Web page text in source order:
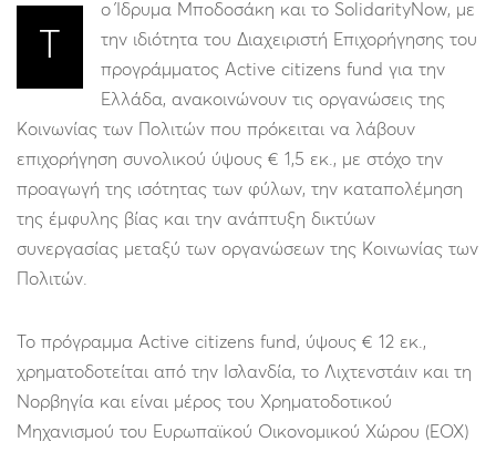
Τ
ο Ίδρυμα Μποδοσάκη και το SolidarityNow, με
την ιδιότητα του Διαχειριστή Επιχορήγησης του
προγράμματος Active citizens fund για την
Ελλάδα, ανακοινώνουν τις οργανώσεις της
Κοινωνίας των Πολιτών που πρόκειται να λάβουν
επιχορήγηση συνολικού ύψους € 1,5 εκ., με στόχο την
προαγωγή της ισότητας των φύλων, την καταπολέμηση
της έμφυλης βίας και την ανάπτυξη δικτύων
συνεργασίας μεταξύ των οργανώσεων της Κοινωνίας των
Πολιτών.
Το πρόγραμμα Active citizens fund, ύψους € 12 εκ.,
χρηματοδοτείται από την Ισλανδία, το Λιχτενστάιν και τη
Νορβηγία και είναι μέρος του Χρηματοδοτικού
Μηχανισμού του Ευρωπαϊκού Οικονομικού Χώρου (ΕΟΧ)